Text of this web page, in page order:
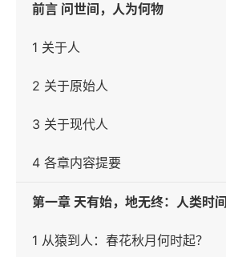
前言 问世间，人为何物
1 关于人
2 关于原始人
3 关于现代人
4 各章内容提要
第一章 天有始，地无终：人类时间
1 从猿到人：春花秋月何时起？